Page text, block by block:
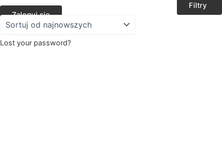
Filtry
Lost your password?